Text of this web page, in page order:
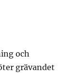
och
grävandet